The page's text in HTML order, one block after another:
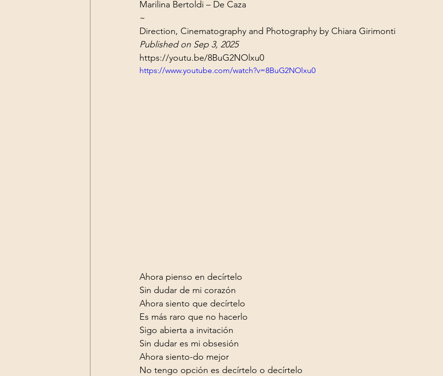
Dark Forces China Control Structures
California Alt. Social Media
Marilina Bertoldi – De Caza
~
Direction, Cinematography and Photography by Chiara Girimonti
Published on Sep 3, 2025
https://youtu.be/8BuG2NOlxu0
https://www.youtube.com/watch?v=8BuG2NOlxu0
Ahora pienso en decírtelo
Sin dudar de mi corazón
Ahora siento que decírtelo
Es más raro que no hacerlo
Sigo abierta a invitación
Sin dudar es mi obsesión
Ahora siento-do mejor
No tengo opción es decírtelo o decírtelo